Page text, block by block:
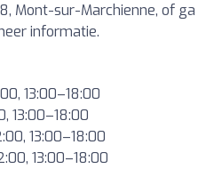
Mont-sur-Marchienne, of ga
informatie.
13:00–18:00
13:00–18:00
13:00–18:00
13:00–18:00